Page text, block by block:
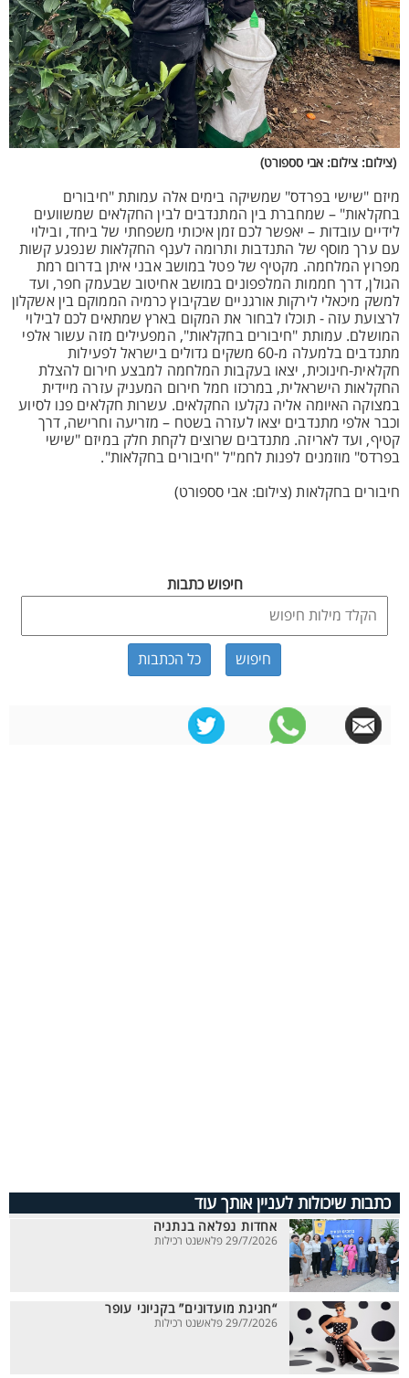
(צילום: צילום: אבי סספורט)
מיזם "שישי בפרדס" שמשיקה בימים אלה עמותת "חיבורים
בחקלאות" – שמחברת בין המתנדבים לבין החקלאים שמשוועים
לידיים עובדות – יאפשר לכם זמן איכותי משפחתי של ביחד, ובילוי
עם ערך מוסף של התנדבות ותרומה לענף החקלאות שנפגע קשות
מפרוץ המלחמה. מקטיף של פטל במושב אבני איתן בדרום רמת
הגולן, דרך חממות המלפפונים במושב אחיטוב שבעמק חפר, ועד
למשק מיכאלי לירקות אורגניים שבקיבוץ כרמיה הממוקם בין אשקלון
לרצועת עזה - תוכלו לבחור את המקום בארץ שמתאים לכם לבילוי
המושלם. עמותת "חיבורים בחקלאות", המפעילים מזה עשור אלפי
מתנדבים בלמעלה מ-60 משקים גדולים בישראל לפעילות
חקלאית-חינוכית, יצאו בעקבות המלחמה למבצע חירום להצלת
החקלאות הישראלית, במרכזו חמל חירום המעניק עזרה מיידית
במצוקה האיומה אליה נקלעו החקלאים. עשרות חקלאים פנו לסיוע
וכבר אלפי מתנדבים יצאו לעזרה בשטח – מזריעה וחרישה, דרך
קטיף, ועד לאריזה. מתנדבים שרוצים לקחת חלק במיזם "שישי
בפרדס" מוזמנים לפנות לחמ"ל "חיבורים בחקלאות".
חיבורים בחקלאות (צילום: אבי סספורט)
חיפוש כתבות
כל הכתבות
כתבות שיכולות לעניין אותך עוד
אחדות נפלאה בנתניה
29/7/2026 פלאשנט רכילות
“חגיגת מועדונים” בקניוני עופר
29/7/2026 פלאשנט רכילות